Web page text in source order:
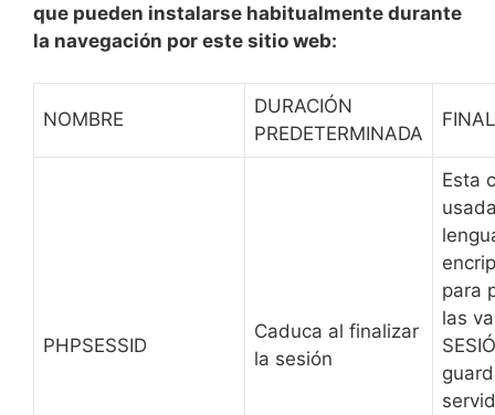
que pueden instalarse habitualmente durante
la navegación por este sitio web:
NOMBRE
DURACIÓN
PREDETERMINADA
PHPSESSID
Caduca al finalizar
la sesión
Esta
para
las